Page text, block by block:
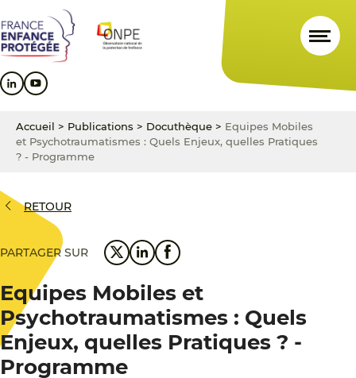
au
contenu
principal
au
menu
principal
au
pied
de
Accueil > Publications > Docuthèque > Equipes Mobiles
et Psychotraumatismes : Quels Enjeux, quelles Pratiques
? - Programme
RETOUR
PARTAGER SUR
Equipes Mobiles et
Psychotraumatismes : Quels
Enjeux, quelles Pratiques ? -
Programme